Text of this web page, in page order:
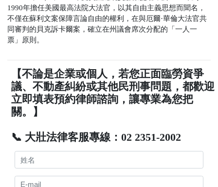
1990年擔任美國最高法院大法官，以其自由主義思想而聞名，
不僅在蘇利文案保障言論自由的權利，在與厄爾·華倫大法官共
同審判的貝克訴卡爾案，確立在州議會席次分配的「一人一
票」原則。
【不論是企業或個人，若您正面臨勞資爭
議、不動產糾紛或其他民刑事問題，都歡迎
立即填表預約律師諮詢，讓專業為您把
關。】
📞 大壯法律客服專線：02 2351-2002